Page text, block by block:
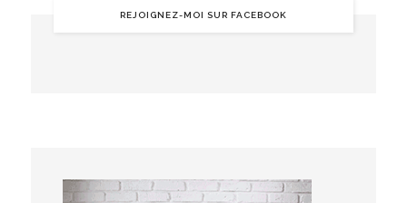
REJOIGNEZ-MOI SUR FACEBOOK